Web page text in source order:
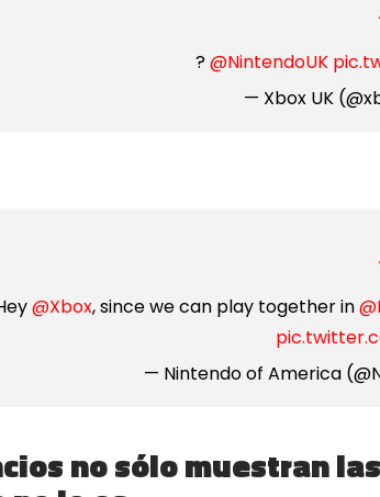
?@NintendoUK
— Xbox UK
@Xbox, since we can play together in
— Nintendo of America
no sólo muestran